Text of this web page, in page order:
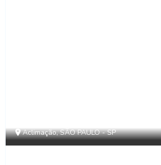
Aclimação, SÃO PAULO - SP